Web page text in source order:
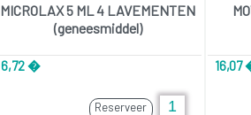
MICROLAX 5 ML 4 LAVEMENTEN
(geneesmiddel)
6,72 �
Reserveer
16,07